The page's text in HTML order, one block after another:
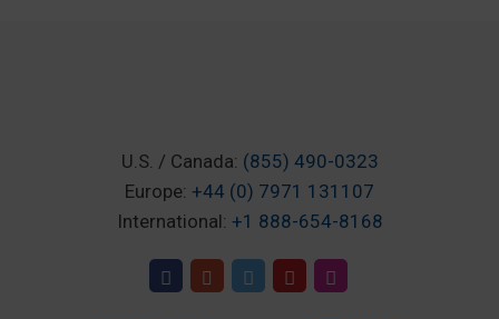
U.S. / Canada: (855) 490-0323
Europe: +44 (0) 7971 131107
International: +1 888-654-8168